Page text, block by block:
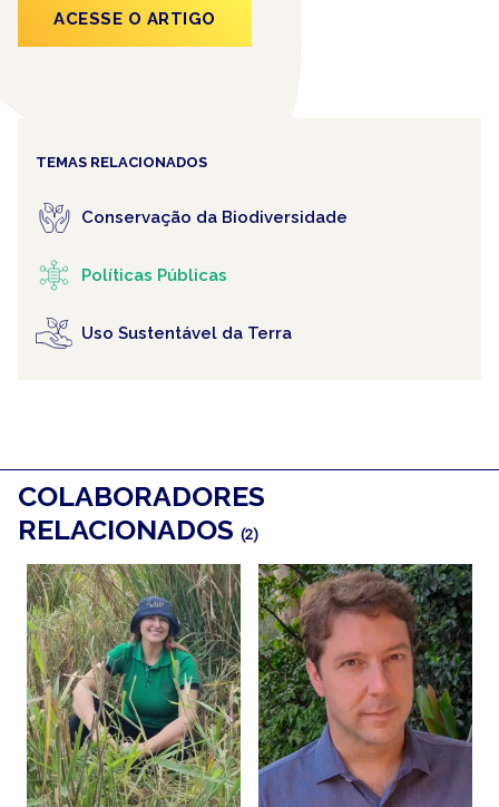
ACESSE O ARTIGO
TEMAS RELACIONADOS
Conservação da Biodiversidade
Políticas Públicas
Uso Sustentável da Terra
COLABORADORES
RELACIONADOS (2)